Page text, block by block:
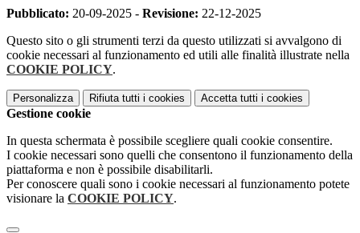
Pubblicato: 20-09-2025 - Revisione: 22-12-2025
Questo sito o gli strumenti terzi da questo utilizzati si avvalgono di
cookie necessari al funzionamento ed utili alle finalità illustrate nella
COOKIE POLICY.
Personalizza Rifiuta tutti i cookies Accetta tutti i cookies
Gestione cookie
In questa schermata è possibile scegliere quali cookie consentire.
I cookie necessari sono quelli che consentono il funzionamento della
piattaforma e non è possibile disabilitarli.
Per conoscere quali sono i cookie necessari al funzionamento potete
visionare la COOKIE POLICY.